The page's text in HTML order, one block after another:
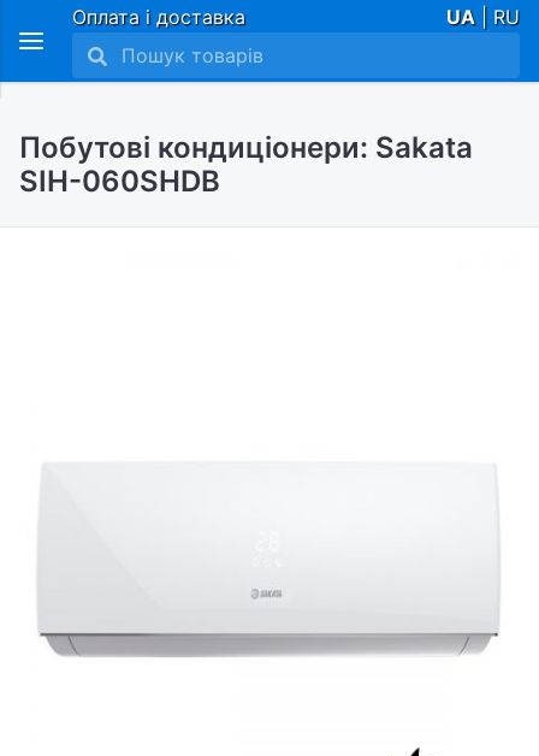
Оплата і доставка UA | RU
Побутові кондиціонери: Sakata
SIH-060SHDB